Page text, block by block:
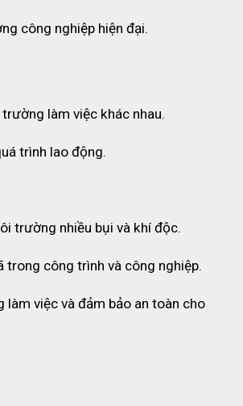
làm việc đông nhân sự.
khi cần sử dụng.
gốc và chất lượng.
công nghiệp hiện đại.
làm việc khác nhau.
trình lao động.
trường nhiều bụi và khí độc.
trong công trình và công nghiệp.
việc và đảm bảo an toàn cho